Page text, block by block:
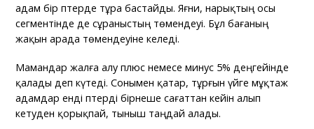
адам бір пәтерде тұра бастайды. Яғни, нарықтың осы
сегментінде де сұраныстың төмендеуі. Бұл бағаның
жақын арада төмендеуіне әкеледі.
Мамандар жалға алу плюс немесе минус 5% деңгейінде
қалады деп күтеді. Сонымен қатар, тұрғын үйге мұқтаж
адамдар енді пәтерді бірнеше сағаттан кейін алып
кетуден қорықпай, тыныш таңдай алады.